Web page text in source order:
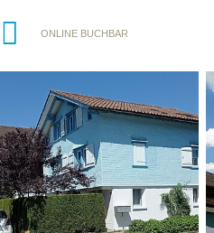
ONLINE BUCHBAR